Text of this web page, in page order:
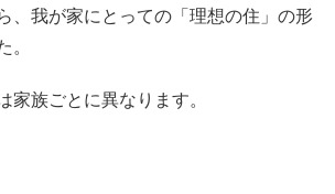
、我が家にとっての「理想の住」の形
。
家族ごとに異なります。